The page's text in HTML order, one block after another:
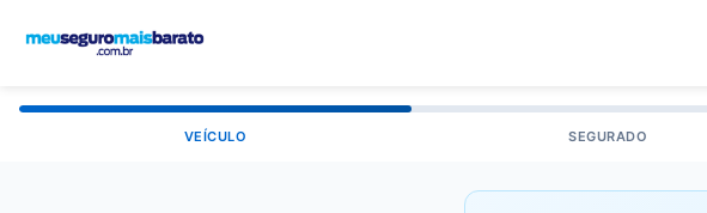
VEÍCULO SEGURADO